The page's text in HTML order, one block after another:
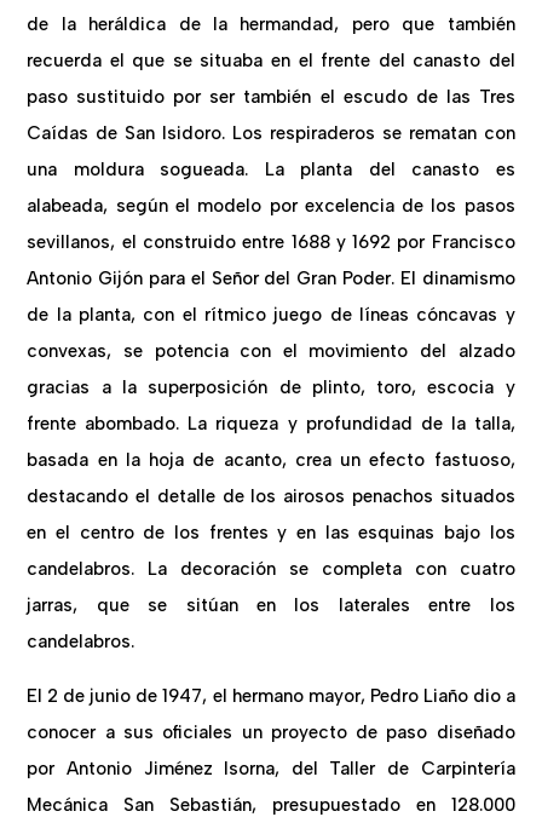
de la heráldica de la hermandad, pero que también
recuerda el que se situaba en el frente del canasto del
paso sustituido por ser también el escudo de las Tres
Caídas de San Isidoro. Los respiraderos se rematan con
una moldura sogueada. La planta del canasto es
alabeada, según el modelo por excelencia de los pasos
sevillanos, el construido entre 1688 y 1692 por Francisco
Antonio Gijón para el Señor del Gran Poder. El dinamismo
de la planta, con el rítmico juego de líneas cóncavas y
convexas, se potencia con el movimiento del alzado
gracias a la superposición de plinto, toro, escocia y
frente abombado. La riqueza y profundidad de la talla,
basada en la hoja de acanto, crea un efecto fastuoso,
destacando el detalle de los airosos penachos situados
en el centro de los frentes y en las esquinas bajo los
candelabros. La decoración se completa con cuatro
jarras, que se sitúan en los laterales entre los
candelabros.
El 2 de junio de 1947, el hermano mayor, Pedro Liaño dio a
conocer a sus oficiales un proyecto de paso diseñado
por Antonio Jiménez Isorna, del Taller de Carpintería
Mecánica San Sebastián, presupuestado en 128.000